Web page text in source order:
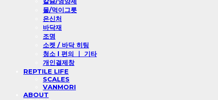
물/먹이그릇
은신처
바닥재
조명
소켓 / 바닥 히팅
청소 l 편의 ㅣ 기타
개인결제창
REPTILE LIFE
SCALES
VANMORI
ABOUT